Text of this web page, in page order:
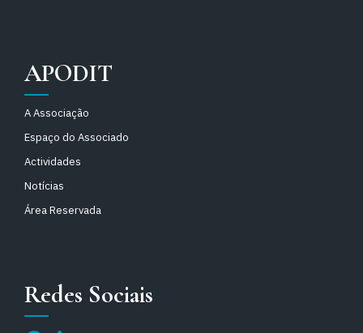
APODIT
A Associação
Espaço do Associado
Actividades
Notícias
Área Reservada
Redes Sociais